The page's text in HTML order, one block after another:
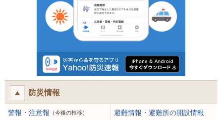
防災情報
警報・注意報 （今後の推移） 避難情報・避難所の開設情報